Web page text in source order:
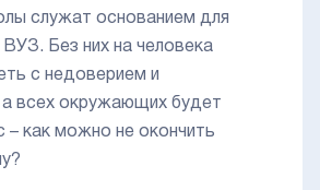
служат основанием для
ВУЗ. Без них на человека
с недоверием и
а всех окружающих будет
– как можно не окончить